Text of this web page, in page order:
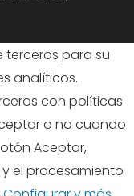
terceros para su
analíticos.
con políticas
o no cuando
Aceptar,
el procesamiento